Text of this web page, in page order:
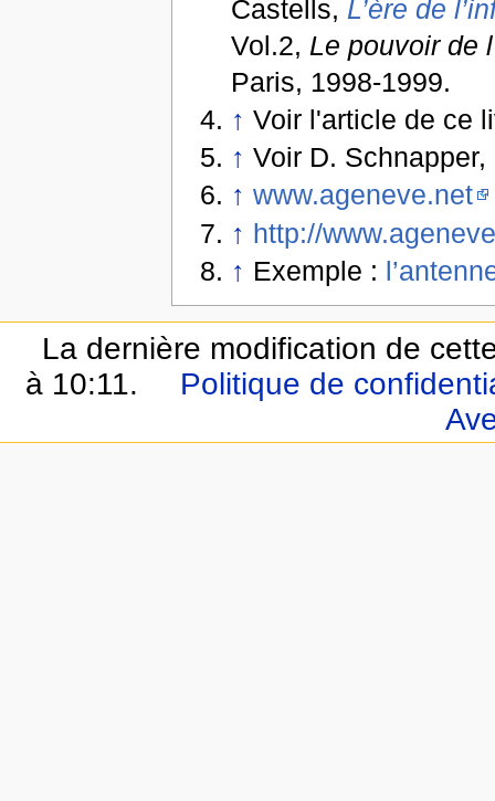
Castells, L’ère de
Vol.2, Le pouvoir de
Paris, 1998-1999.
↑ Voir l'article de ce
↑ Voir D. Schnapper,
↑ www.ageneve.net
↑ http://
↑ Exemple :
La dernière modification de
à 10:11.
Politique de